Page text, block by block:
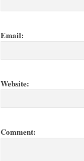
Email:
Website:
Comment: